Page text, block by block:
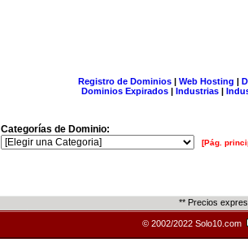
Registro de Dominios| Web Hosting |
Dominios Expirados | Industrias |
Categorías de Dominio:
[Pág.
** Precios
© 2002/2022 Solo10.com